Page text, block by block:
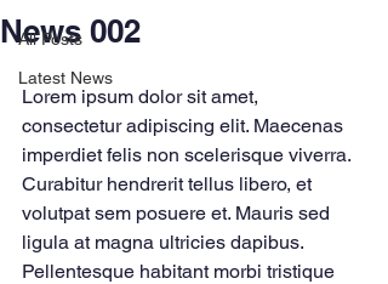
All Posts
Latest News
News 002
Lorem ipsum dolor sit amet,
consectetur adipiscing elit. Maecenas
imperdiet felis non scelerisque viverra.
Curabitur hendrerit tellus libero, et
volutpat sem posuere et. Mauris sed
ligula at magna ultricies dapibus.
Pellentesque habitant morbi tristique